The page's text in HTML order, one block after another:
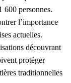
600 personnes.
l’importance
actuelles.
découvrant
protéger
traditionnelles